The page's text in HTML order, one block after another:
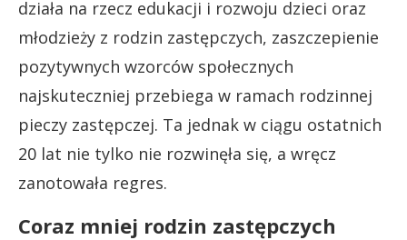
działa na rzecz edukacji i rozwoju dzieci oraz
młodzieży z rodzin zastępczych, zaszczepienie
pozytywnych wzorców społecznych
najskuteczniej przebiega w ramach rodzinnej
pieczy zastępczej. Ta jednak w ciągu ostatnich
20 lat nie tylko nie rozwinęła się, a wręcz
zanotowała regres.
Coraz mniej rodzin zastępczych